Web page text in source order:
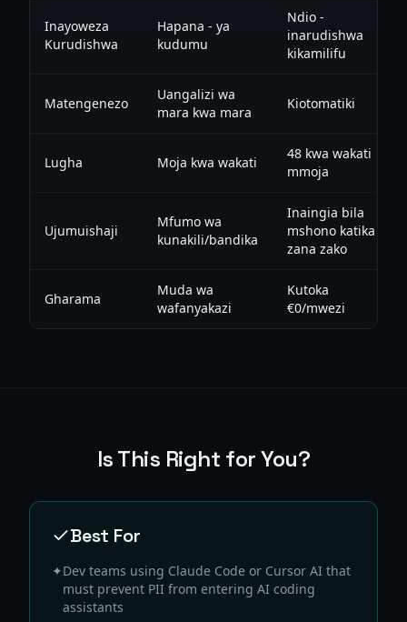
Inayoweza
Kurudishwa
Hapana - ya
kudumu
Ndio -
inarudishwa
kikamilifu
Matengenezo
Uangalizi wa
mara kwa mara
Kiotomatiki
Lugha Moja kwa wakati
48 kwa wakati
mmoja
Ujumuishaji
Mfumo wa
kunakili/bandika
Inaingia bila
mshono katika
zana zako
Gharama
Muda wa
wafanyakazi
Kutoka
€0/mwezi
Is This Right for You?
Best For
✦Dev teams using Claude Code or Cursor AI that
must prevent PII from entering AI coding
assistants